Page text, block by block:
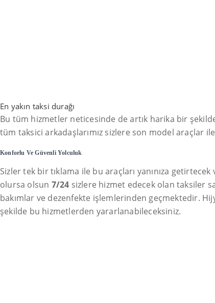
En yakın taksi durağı
Bu tüm hizmetler neticesinde de artık harika bir
tüm taksici arkadaşlarımız sizlere son model araçlar
Konforlu Ve Güvenli Yolculuk
Sizler tek bir tıklama ile bu araçları yanınıza
olursa olsun 7/24 sizlere hizmet edecek olan taksiler
bakımlar ve dezenfekte işlemlerinden geçmektedir.
şekilde bu hizmetlerden yararlanabileceksiniz.